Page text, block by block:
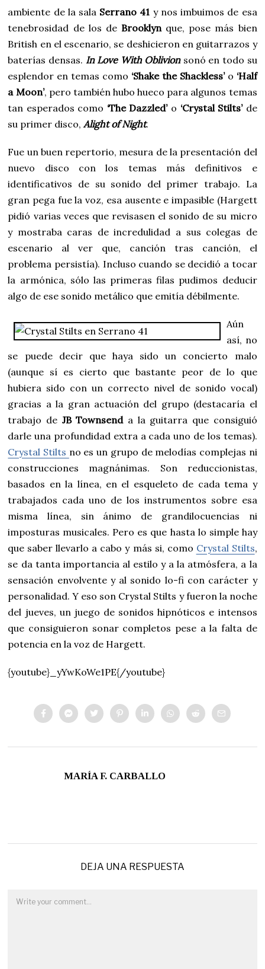
ambiente de la sala Serrano 41 y nos imbuimos de esa
tenebrosidad de los de Brooklynque, pose más bien
British en el escenario, se deshicieron en guitarrazos y
baterías densas. In Love With Oblivionsonó en todo su
esplendor en temas como ‘Shake the Shackless’o ‘Half
a Moon’, pero también hubo hueco para algunos temas
tan esperados como ‘The Dazzled’o ‘Crystal Stilts’de
su primer disco,Alight of Night.
Fue un buen repertorio, mesura de la presentación del
nuevo disco con los temas más definitivos e
identificativos de su sonido del primer trabajo. La
gran pega fue la voz, esa ausente e impasible (Hargett
pidió varias veces que revisasen el sonido de su micro
y mostraba caras de incredulidad a sus colegas de
escenario al ver que, canción tras canción, el
problema persistía). Incluso cuando se decidió a tocar
la armónica, sólo las primeras filas pudimos deducir
algo de ese sonido metálico que emitía débilmente.
Aún
así, no
se puede decir que haya sido un concierto malo
(aunque sí es cierto que bastante peor de lo que
hubiera sido con un correcto nivel de sonido vocal)
gracias a la gran actuación del grupo (destacaría el
trabajo de JB Townsenda la guitarra que consiguió
darle una profundidad extra a cada uno de los temas).
Crystal Stilts no es un grupo de melodías complejas ni
construcciones magnánimas. Son reduccionistas,
basados en la línea, en el esqueleto de cada tema y
trabajados cada uno de los instrumentos sobre esa
misma línea, sin ánimo de grandilocuencias ni
imposturas musicales. Pero es que hasta lo simple hay
que saber llevarlo a cabo y más si, como Crystal Stilts,
se da tanta importancia al estilo y a la atmósfera, a la
sensación envolvente y al sonido lo-fi con carácter y
personalidad. Y eso son Crystal Stilts y fueron la noche
del jueves, un juego de sonidos hipnóticos e intensos
que consiguieron sonar completos pese a la falta de
potencia en la voz de Hargett.
{youtube}_yYwKoWe1PE{/youtube}
MARÍA F. CARBALLO
DEJA UNA RESPUESTA